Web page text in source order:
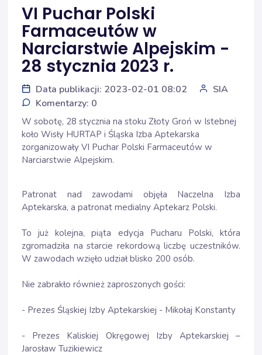
VI Puchar Polski
Farmaceutów w
Narciarstwie Alpejskim -
28 stycznia 2023 r.
Data publikacji: 2023-02-01 08:02
SIA
Komentarzy: 0
W sobotę, 28 stycznia na stoku Złoty Groń w Istebnej
koło Wisły HURTAP i Śląska Izba Aptekarska
zorganizowały VI Puchar Polski Farmaceutów w
Narciarstwie Alpejskim.
Patronat nad zawodami objęła Naczelna Izba
Aptekarska, a patronat medialny Aptekarz Polski.
To już kolejna, piąta edycja Pucharu Polski, która
zgromadziła na starcie rekordową liczbę uczestników.
W zawodach wzięło udział blisko 200 osób.
Nie zabrakło również zaproszonych gości:
- Prezes Śląskiej Izby Aptekarskiej - Mikołaj Konstanty
- Prezes Kaliskiej Okręgowej Izby Aptekarskiej –
Jarosław Tuzikiewicz